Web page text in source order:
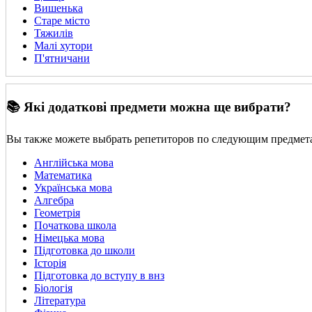
Вишенька
Старе місто
Тяжилів
Малі хутори
П'ятничани
📚 Які додаткові предмети можна ще вибрати?
Вы также можете выбрать репетиторов по следующим
Англійська мова
Математика
Українська мова
Алгебра
Геометрія
Початкова школа
Німецька мова
Підготовка до школи
Історія
Підготовка до вступу в внз
Біологія
Література